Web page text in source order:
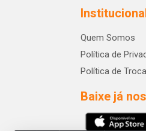
Quem Somos
Política de
Política de
Baixe já